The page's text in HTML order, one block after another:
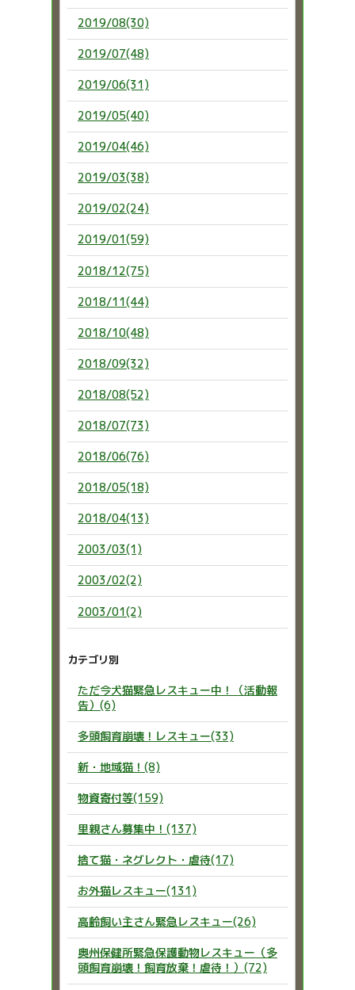
2019/08(30)
2019/07(48)
2019/06(31)
2019/05(40)
2019/04(46)
2019/03(38)
2019/02(24)
2019/01(59)
2018/12(75)
2018/11(44)
2018/10(48)
2018/09(32)
2018/08(52)
2018/07(73)
2018/06(76)
2018/05(18)
2018/04(13)
2003/03(1)
2003/02(2)
2003/01(2)
カテゴリ別
ただ今犬猫緊急レスキュー中！（活動報
告）(6)
多頭飼育崩壊！レスキュー(33)
新・地域猫！(8)
物資寄付等(159)
里親さん募集中！(137)
捨て猫・ネグレクト・虐待(17)
お外猫レスキュー(131)
高齢飼い主さん緊急レスキュー(26)
奥州保健所緊急保護動物レスキュー（多
頭飼育崩壊！飼育放棄！虐待！）(72)